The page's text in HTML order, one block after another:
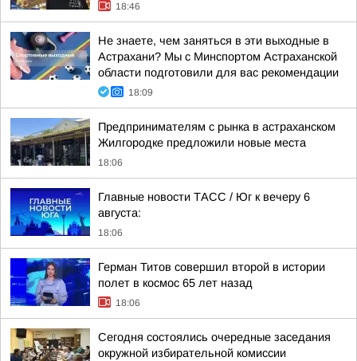
18:46
Не знаете, чем заняться в эти выходные в
Астрахани? Мы с Минспортом Астраханской
области подготовили для вас рекомендации
18:09
Предпринимателям с рынка в астраханском
Жилгородке предложили новые места
18:06
Главные новости ТАСС / Юг к вечеру 6
августа:
18:06
Герман Титов совершил второй в истории
полет в космос 65 лет назад
18:06
Сегодня состоялись очередные заседания
окружной избирательной комиссии